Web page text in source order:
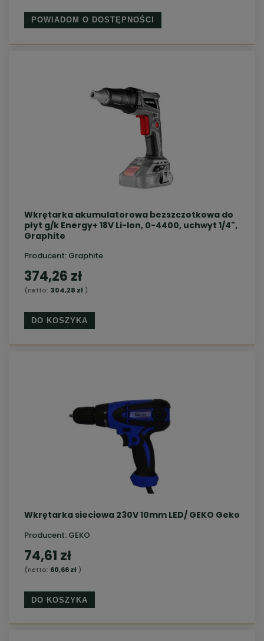
POWIADOM O DOSTĘPNOŚCI
Wkrętarka akumulatorowa bezszczotkowa do
płyt g/k Energy+ 18V Li-lon, 0-4400, uchwyt 1/4",
Graphite
Producent: Graphite
374,26 zł
(netto: 304,28 zł)
DO KOSZYKA
Wkrętarka sieciowa 230V 10mm LED/ GEKO Geko
Producent: GEKO
74,61 zł
(netto: 60,66 zł)
DO KOSZYKA